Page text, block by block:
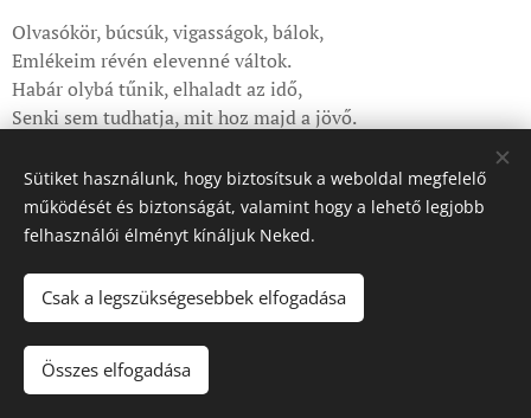
Olvasókör, búcsúk, vigasságok, bálok,
Emlékeim révén elevenné váltok.
Habár olybá tűnik, elhaladt az idő,
Senki sem tudhatja, mit hoz majd a jövő.
© 2024 Minden jog fenntartva
Az oldalt a
Webnode
Sütiket használunk, hogy biztosítsuk a weboldal megfelelő
működését és biztonságát, valamint hogy a lehető legjobb
felhasználói élményt kínáljuk Neked.
Csak a legszükségesebbek elfogadása
Összes elfogadása